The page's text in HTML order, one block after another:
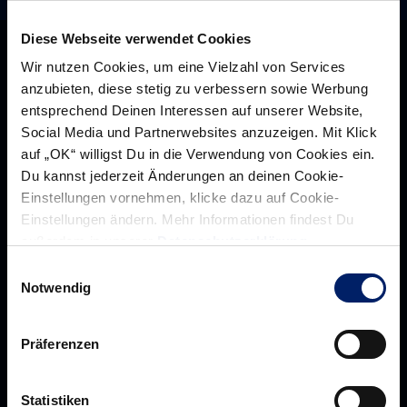
Diese Webseite verwendet Cookies
Wir nutzen Cookies, um eine Vielzahl von Services
anzubieten, diese stetig zu verbessern sowie Werbung
entsprechend Deinen Interessen auf unserer Website,
Social Media und Partnerwebsites anzuzeigen. Mit Klick
auf „OK“ willigst Du in die Verwendung von Cookies ein.
Du kannst jederzeit Änderungen an deinen Cookie-
Einstellungen vornehmen, klicke dazu auf Cookie-
Einstellungen ändern. Mehr Informationen findest Du
Notwendig
Präferenzen
Statistiken
uns
Werte der Löwen